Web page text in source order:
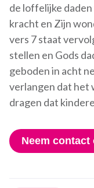
de loffelijke
kracht en Zijn
vers 7 staat
stellen en Gods
geboden in acht
verlangen dat het
dragen dat
Neem contact